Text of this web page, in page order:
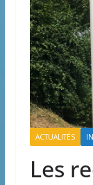
ACTUALITÉS
Les